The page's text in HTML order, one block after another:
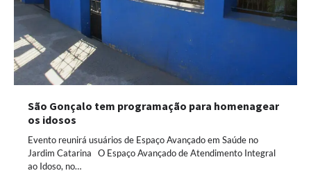
São Gonçalo tem programação para homenagear
os idosos
Evento reunirá usuários de Espaço Avançado em Saúde no
Jardim Catarina O Espaço Avançado de Atendimento Integral
ao Idoso, no…